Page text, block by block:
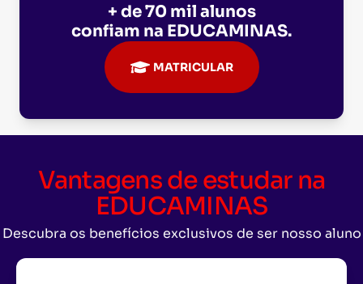
+ de 70 mil alunos
confiam na EDUCAMINAS.
MATRICULAR
Vantagens de estudar na
EDUCAMINAS
Descubra os benefícios exclusivos de ser nosso aluno